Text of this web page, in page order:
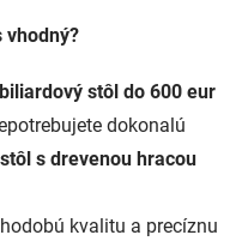
vhodný?
stôl do 600 eur
dokonalú
stôl s drevenou hracou
kvalitu a precíznu